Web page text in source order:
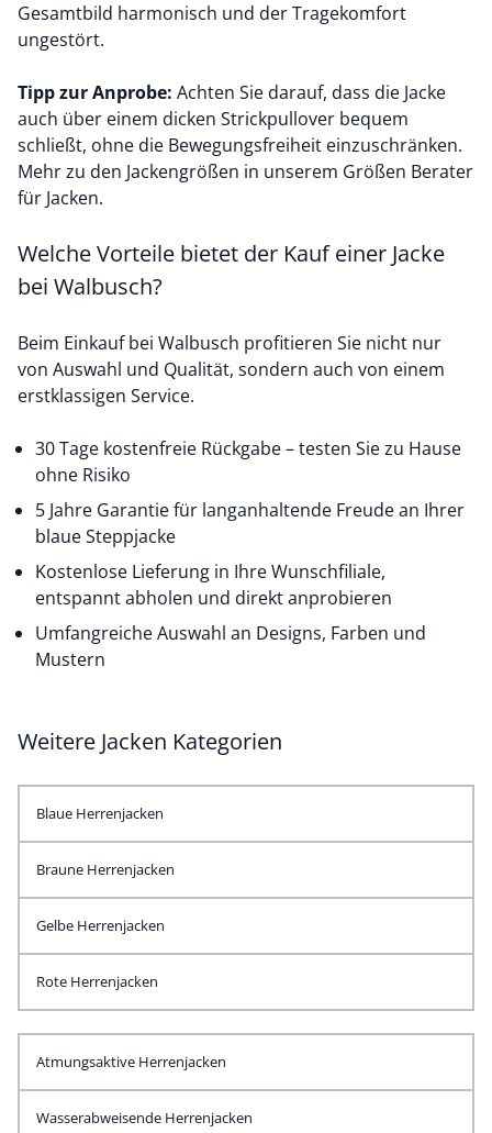
Gesamtbild harmonisch und der Tragekomfort
ungestört.
Tipp zur Anprobe: Achten Sie darauf, dass die Jacke
auch über einem dicken Strickpullover bequem
schließt, ohne die Bewegungsfreiheit einzuschränken.
Mehr zu den Jackengrößen in unserem Größen Berater
für Jacken.
Welche Vorteile bietet der Kauf einer Jacke
bei Walbusch?
Beim Einkauf bei Walbusch profitieren Sie nicht nur
von Auswahl und Qualität, sondern auch von einem
erstklassigen Service.
30 Tage kostenfreie Rückgabe – testen Sie zu Hause
ohne Risiko
5 Jahre Garantie für langanhaltende Freude an Ihrer
blaue Steppjacke
Kostenlose Lieferung in Ihre Wunschfiliale,
entspannt abholen und direkt anprobieren
Umfangreiche Auswahl an Designs, Farben und
Mustern
Weitere Jacken Kategorien
Blaue Herrenjacken
Braune Herrenjacken
Gelbe Herrenjacken
Rote Herrenjacken
Atmungsaktive Herrenjacken
Wasserabweisende Herrenjacken